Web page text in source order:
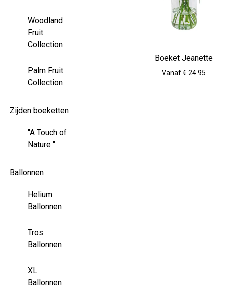
Woodland
Fruit
Collection
Palm Fruit
Collection
Zijden boeketten
"A Touch of
Nature "
Ballonnen
Helium
Ballonnen
Tros
Ballonnen
XL
Ballonnen
Boeket Jeanette
Vanaf € 24.95